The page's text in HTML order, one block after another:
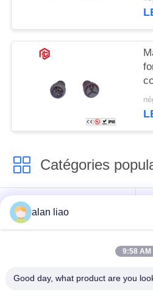
Catégories
Connecteur circulaire
imperméable
imperméable de
alan liao
9:58 AM
Good day, what product are you